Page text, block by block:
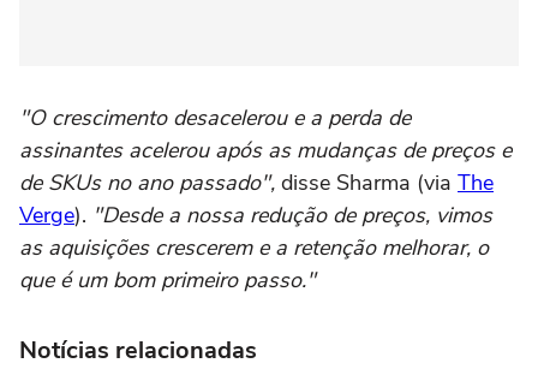
"O crescimento desacelerou e a perda de
assinantes acelerou após as mudanças de preços e
de SKUs no ano passado", disse Sharma (via The
Verge). "Desde a nossa redução de preços, vimos
as aquisições crescerem e a retenção melhorar, o
que é um bom primeiro passo."
Notícias relacionadas